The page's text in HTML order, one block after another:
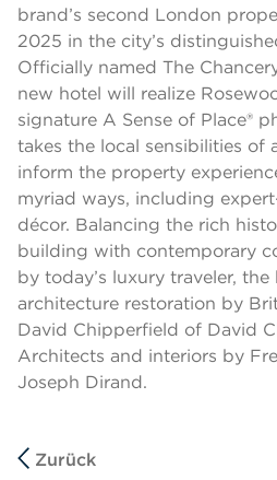
brand’s second London
2025 in the city’s
Officially named The
new hotel will realize
signature A Sense of Place®
takes the local sensibilities of
inform the property
myriad ways, including
décor. Balancing the rich
building with contemporary
by today’s luxury traveler,
architecture restoration by
David Chipperfield of David
Architects and interiors by
Joseph Dirand.
Zurück